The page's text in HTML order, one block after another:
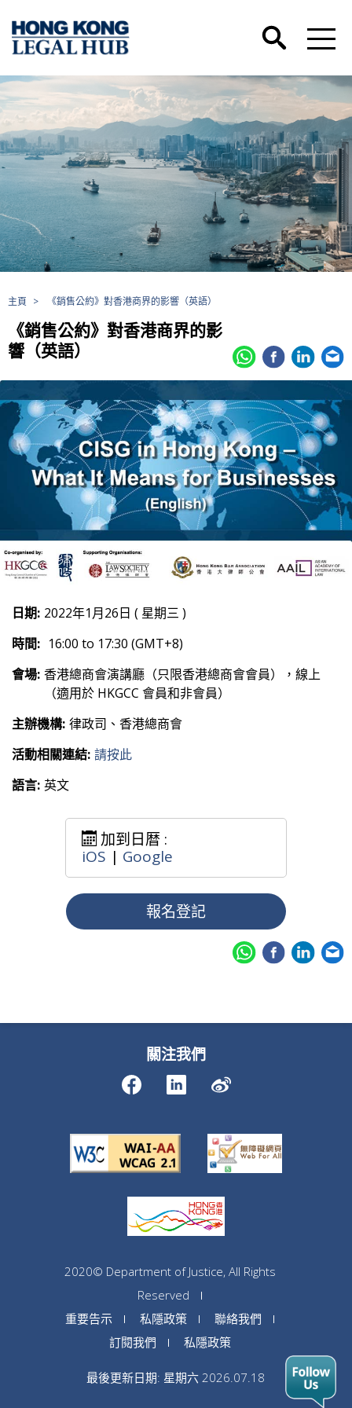
主頁 > 《銷售公約》對香港商界的影響（英語）
《銷售公約》對香港商界的影
響（英語）
日期: 2022年1月26日 ( 星期三 )
時間: 16:00 to 17:30 (GMT+8)
會場: 香港總商會演講廳（只限香港總商會會員），線上
（適用於 HKGCC 會員和非會員）
主辦機構: 律政司、香港總商會
活動相關連結: 請按此
語言: 英文
加到日暦 :
iOS | Google
報名登記
關注我們
2020© Department of Justice, All Rights
Reserved
重要告示
私隱政策
聯絡我們
訂閱我們
私隱政策
最後更新日期: 星期六 2026.07.18